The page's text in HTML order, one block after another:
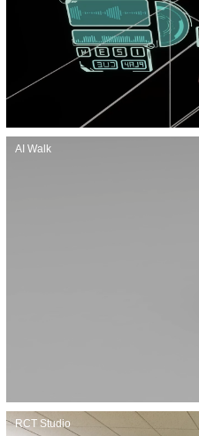
AI Walk
RCT Studio